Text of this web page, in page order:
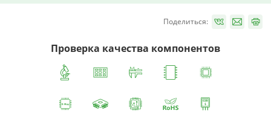
Поделиться:
Проверка качества компонентов